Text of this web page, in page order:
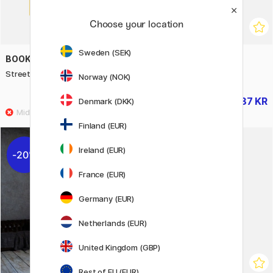
BOOKS
Street Food Coloring Book
63 KR
79 KR 687 KR
20%
Choose your location
Sweden (SEK)
Norway (NOK)
Denmark (DKK)
Finland (EUR)
Ireland (EUR)
France (EUR)
Germany (EUR)
Netherlands (EUR)
United Kingdom (GBP)